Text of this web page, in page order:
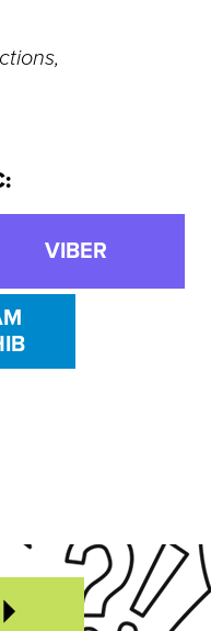
VIBER